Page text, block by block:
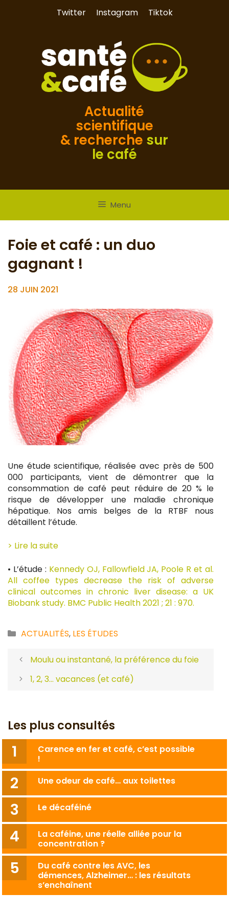
Twitter Instagram Tiktok
Actualité
scientifique
& recherche sur
le café
Menu
Foie et café : un duo
gagnant !
28 JUIN 2021
Une étude scientifique, réalisée avec près de 500
000 participants, vient de démontrer que la
consommation de café peut réduire de 20 % le
risque de développer une maladie chronique
hépatique. Nos amis belges de la RTBF nous
détaillent l’étude.
> Lire la suite
• L’étude : Kennedy OJ, Fallowfield JA, Poole R et al.
All coffee types decrease the risk of adverse
clinical outcomes in chronic liver disease: a UK
Biobank study. BMC Public Health 2021 ; 21 : 970.
Catégories
ACTUALITÉS, LES ÉTUDES
Moulu ou instantané, la préférence du foie
1, 2, 3… vacances (et café)
Les plus consultés
Carence en fer et café, c’est possible
!
Une odeur de café… aux toilettes
Le décaféiné
La caféine, une réelle alliée pour la
concentration ?
Du café contre les AVC, les
démences, Alzheimer… : les résultats
s’enchaînent